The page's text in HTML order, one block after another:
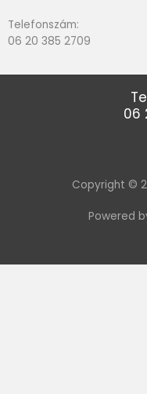
Telefonszám:
06 20 385 2709
06
Copyright ©
Powered